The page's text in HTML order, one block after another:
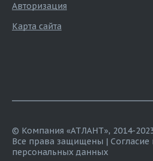
Авторизация
Карта сайта
© Компания «АТЛАНТ», 2014-
Все права защищены | Согласие
персональных данных